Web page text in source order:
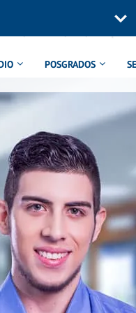
POSGRADOS
eduma/inc/